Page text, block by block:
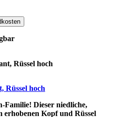
Rüssel hoch
Familie! Dieser niedliche,
erhobenen Kopf und Rüssel